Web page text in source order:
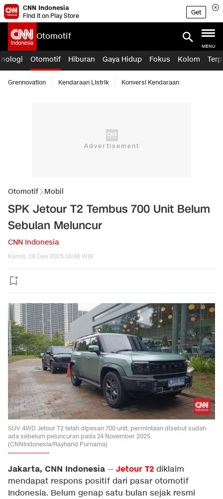
CNN Indonesia
Find it on Play Store
Get
Otomotif
MENU
Otomotif Hiburan Gaya Hidup Fokus Kolom
Grennovation Kendaraan Listrik Konversi Kendaraan
Otomotif Mobil
SPK Jetour T2 Tembus 700 Unit Belum
Sebulan Meluncur
CNN Indonesia
Kamis, 18 Des 2025 16:48 WIB
SUV 4WD Jetour T2 telah dipesan 700 unit, permintaan disebut sudah
ada sebelum peluncuran pada 24 November 2025.
(CNNIndonesia/Rayhand Purnama)
Jakarta, CNN Indonesia -- Jetour T2 diklaim
mendapat respons positif dari pasar otomotif
Indonesia. Belum genap satu bulan sejak resmi